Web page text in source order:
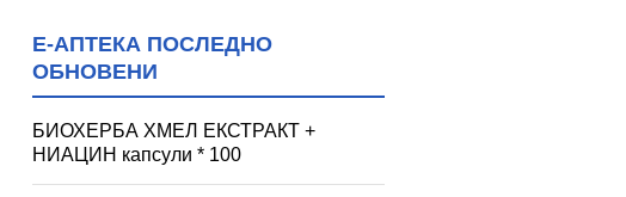
Е-АПТЕКА ПОСЛЕДНО
ОБНОВЕНИ
БИОХЕРБА ХМЕЛ ЕКСТРАКТ +
НИАЦИН капсули * 100